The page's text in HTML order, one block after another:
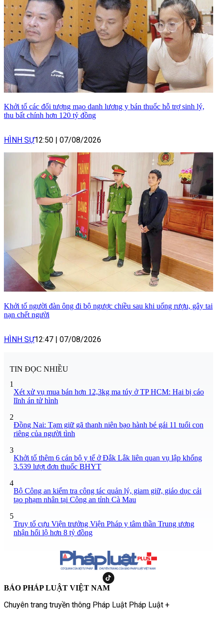
Khởi tố các đối tượng mạo danh lương y bán thuốc hỗ trợ sinh lý,
thu bất chính hơn 120 tỷ đồng
HÌNH SỰ12:50 07/08/2026
Khởi tố người đàn ông đi bộ ngược chiều sau khi uống rượu, gây tai
nạn chết người
HÌNH SỰ12:47 07/08/2026
TIN ĐỌC NHIỀU
1
Xét xử vụ mua bán hơn 12,3kg ma túy ở TP HCM: Hai bị cáo
lĩnh án tử hình
2
Đồng Nai: Tạm giữ gã thanh niên bạo hành bé gái 11 tuổi con
riêng của người tình
3
Khởi tố thêm 6 cán bộ y tế ở Đắk Lắk liên quan vụ lập khống
3.539 lượt đơn thuốc BHYT
4
Bộ Công an kiểm tra công tác quản lý, giam giữ, giáo dục cải
tạo phạm nhân tại Công an tỉnh Cà Mau
5
Truy tố cựu Viện trưởng Viện Pháp y tâm thần Trung ương
nhận hối lộ hơn 8 tỷ đồng
BÁO PHÁP LUẬT VIỆT NAM
Chuyên trang truyền thông Pháp Luật Pháp Luật +